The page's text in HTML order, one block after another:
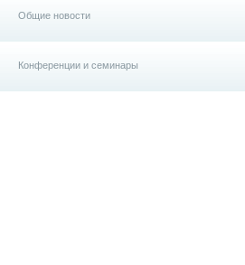
Общие новости
Конференции и семинары